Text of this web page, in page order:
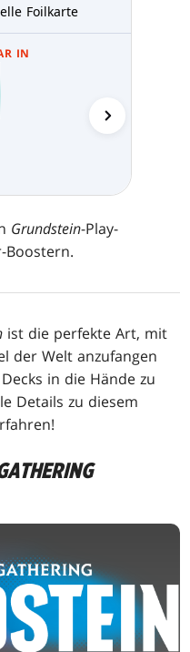
Foilkarte
IN
Grundstein-Play-
Boostern.
ist die perfekte Art, mit
der Welt anzufangen
in die Hände zu
Details zu diesem